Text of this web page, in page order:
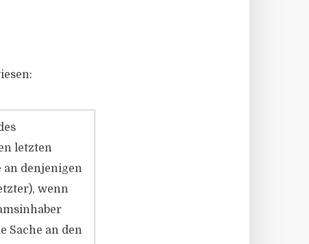
letzten
an denjenigen
wenn
Sache an den